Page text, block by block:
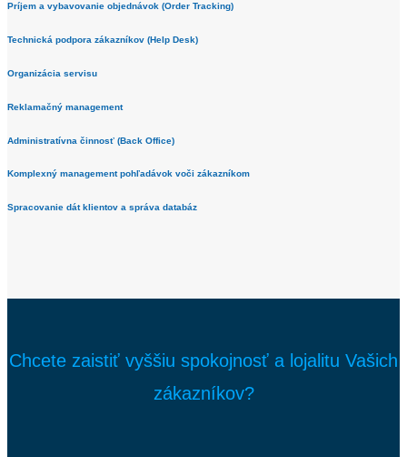
Príjem a vybavovanie objednávok (Order Tracking)
Technická podpora zákazníkov (Help Desk)
Organizácia servisu
Reklamačný management
Administratívna činnosť (Back Office)
Komplexný management pohľadávok voči zákazníkom
Spracovanie dát klientov a správa databáz
Chcete zaistiť vyššiu spokojnosť a lojalitu Vašich
zákazníkov?